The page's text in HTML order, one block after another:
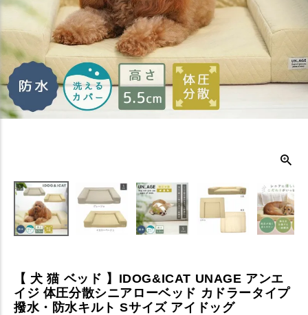
【 犬 猫 ベッド 】IDOG&ICAT UNAGE アンエ
イジ 体圧分散シニアローベッド カドラータイプ
撥水・防水キルト Sサイズ アイドッグ